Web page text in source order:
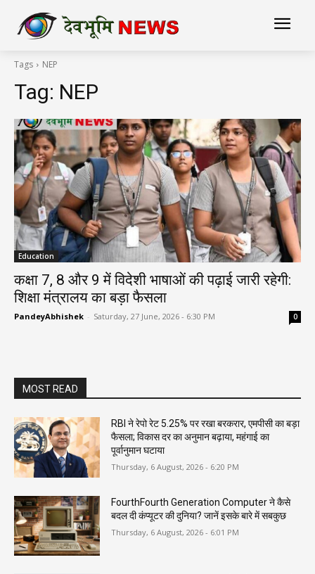
Tags NEP
Tag: NEP
Education
कक्षा 7, 8 और 9 में विदेशी भाषाओं की पढ़ाई जारी रहेगी:
शिक्षा मंत्रालय का बड़ा फैसला
PandeyAbhishek - Saturday, 27 June, 2026 - 6:30 PM 0
MOST READ
RBI ने रेपो रेट 5.25% पर रखा बरकरार, एमपीसी का बड़ा
फैसला; विकास दर का अनुमान बढ़ाया, महंगाई का
पूर्वानुमान घटाया
Thursday, 6 August, 2026 - 6:20 PM
FourthFourth Generation Computer ने कैसे
बदल दी कंप्यूटर की दुनिया? जानें इसके बारे में सबकुछ
Thursday, 6 August, 2026 - 6:01 PM